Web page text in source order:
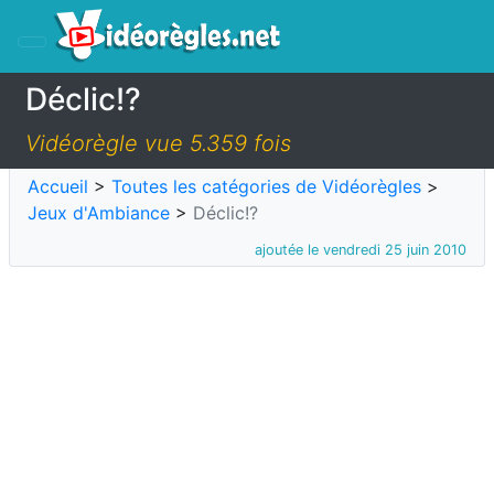
Déclic!?
Vidéorègle vue 5.359 fois
Accueil > Toutes les catégories de Vidéorègles >
Jeux d'Ambiance > Déclic!?
ajoutée le vendredi 25 juin 2010